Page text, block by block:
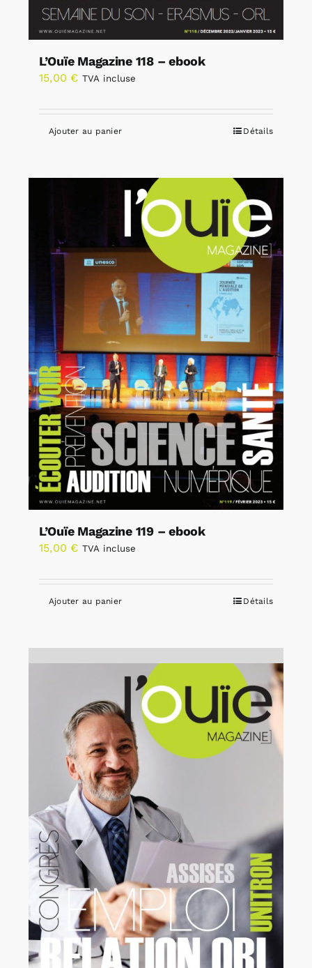
L’Ouïe Magazine 118 – ebook
15,00 € TVA incluse
Ajouter au panier Détails
L’Ouïe Magazine 119 – ebook
15,00 € TVA incluse
Ajouter au panier Détails